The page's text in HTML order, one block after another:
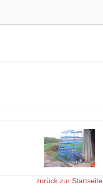
zurück zur Startseite